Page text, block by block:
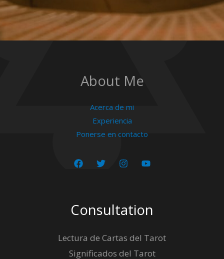
About Me
Acerca de mi
Experiencia
Ponerse en contacto
Consultation
Lectura de Cartas del Tarot
Significados del Tarot